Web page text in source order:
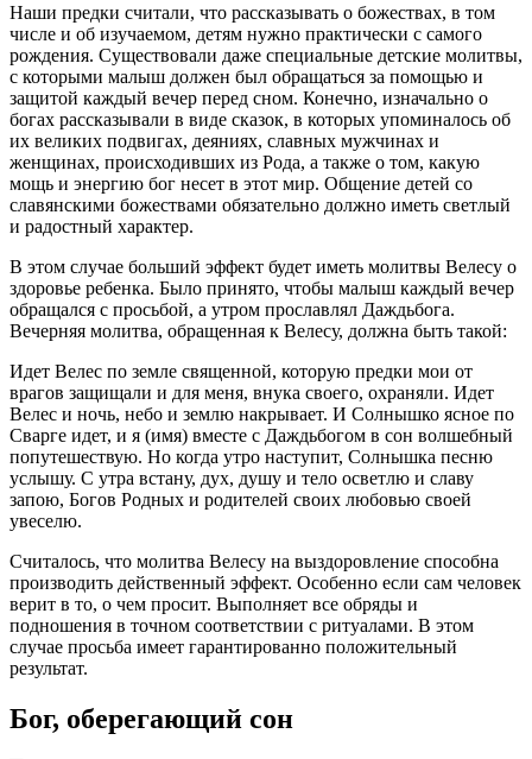
Наши предки считали, что рассказывать о божествах, в том
числе и об изучаемом, детям нужно практически с самого
рождения. Существовали даже специальные детские молитвы,
с которыми малыш должен был обращаться за помощью и
защитой каждый вечер перед сном. Конечно, изначально о
богах рассказывали в виде сказок, в которых упоминалось об
их великих подвигах, деяниях, славных мужчинах и
женщинах, происходивших из Рода, а также о том, какую
мощь и энергию бог несет в этот мир. Общение детей со
славянскими божествами обязательно должно иметь светлый
и радостный характер.
В этом случае больший эффект будет иметь молитвы Велесу о
здоровье ребенка. Было принято, чтобы малыш каждый вечер
обращался с просьбой, а утром прославлял Даждьбога.
Вечерняя молитва, обращенная к Велесу, должна быть такой:
Идет Велес по земле священной, которую предки мои от
врагов защищали и для меня, внука своего, охраняли. Идет
Велес и ночь, небо и землю накрывает. И Солнышко ясное по
Сварге идет, и я (имя) вместе с Даждьбогом в сон волшебный
попутешествую. Но когда утро наступит, Солнышка песню
услышу. С утра встану, дух, душу и тело осветлю и славу
запою, Богов Родных и родителей своих любовью своей
увеселю.
Считалось, что молитва Велесу на выздоровление способна
производить действенный эффект. Особенно если сам человек
верит в то, о чем просит. Выполняет все обряды и
подношения в точном соответствии с ритуалами. В этом
случае просьба имеет гарантированно положительный
результат.
Бог, оберегающий сон